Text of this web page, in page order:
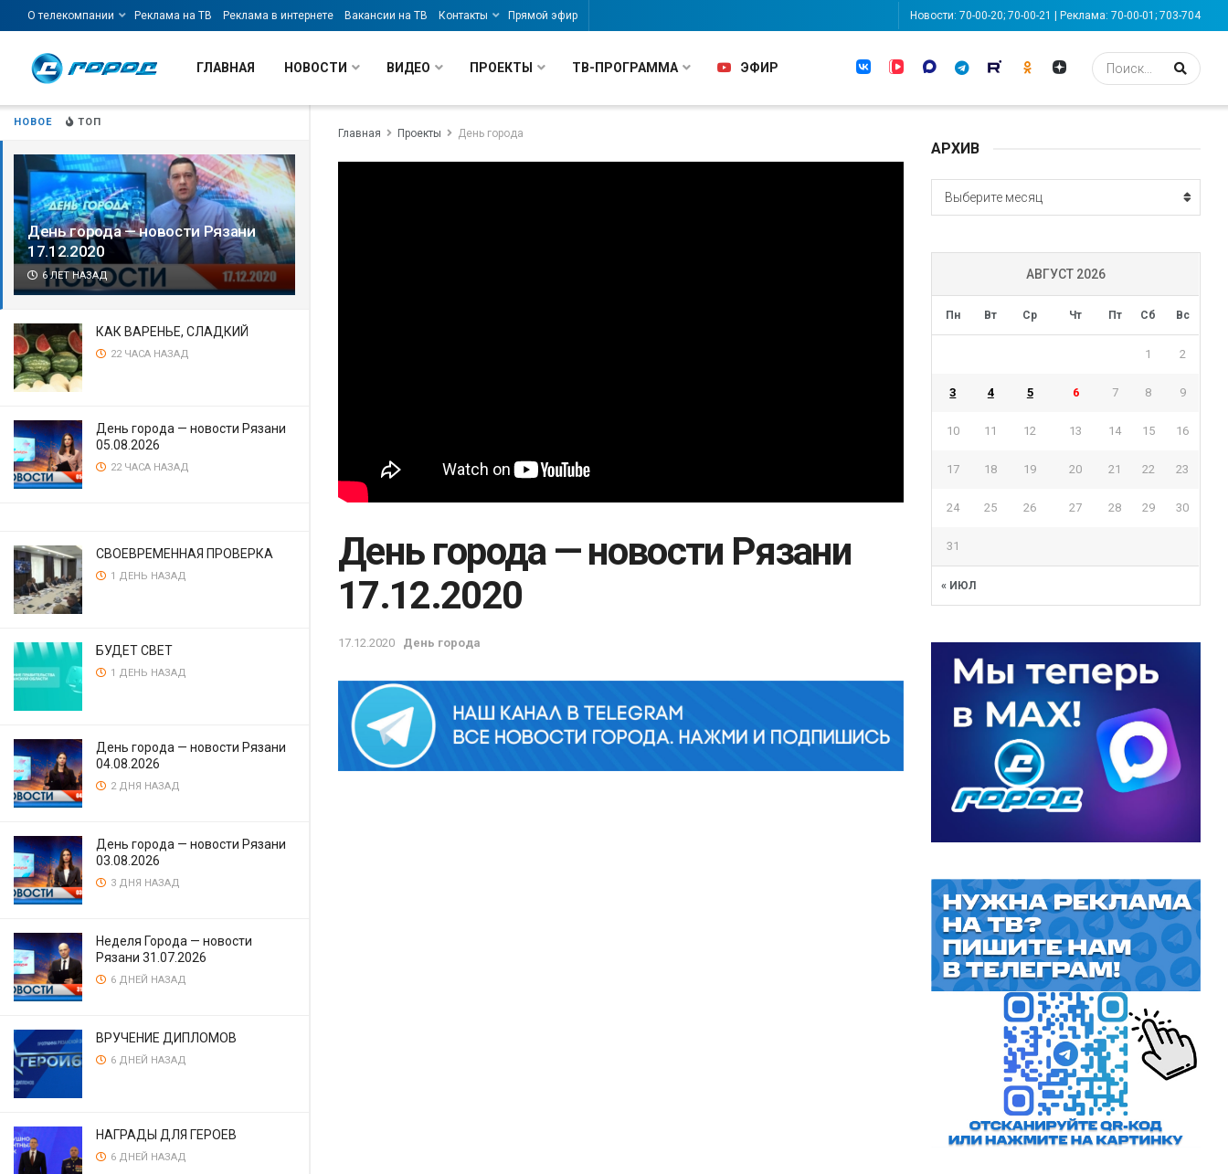
НОВОЕ ТОП
День города — новости Рязани
17.12.2020
6 ЛЕТ НАЗАД
КАК ВАРЕНЬЕ, СЛАДКИЙ
22 ЧАСА НАЗАД
День города — новости Рязани
05.08.2026
22 ЧАСА НАЗАД
СВОЕВРЕМЕННАЯ ПРОВЕРКА
1 ДЕНЬ НАЗАД
БУДЕТ СВЕТ
1 ДЕНЬ НАЗАД
День города — новости Рязани
04.08.2026
2 ДНЯ НАЗАД
День города — новости Рязани
03.08.2026
3 ДНЯ НАЗАД
Неделя Города — новости
Рязани 31.07.2026
6 ДНЕЙ НАЗАД
ВРУЧЕНИЕ ДИПЛОМОВ
6 ДНЕЙ НАЗАД
НАГРАДЫ ДЛЯ ГЕРОЕВ
6 ДНЕЙ НАЗАД
О телекомпании Реклама на ТВ Реклама в интернете Вакансии на ТВ Контакты Прямой эфир Новости: 70-00-20; 70-00-21 | Реклама: 70-00-01; 703-704
ГЛАВНАЯ НОВОСТИ ВИДЕО ПРОЕКТЫ ТВ-ПРОГРАММА ЭФИР
Главная Проекты День города
День города — новости Рязани
17.12.2020
17.12.2020 День города
АРХИВ
АРХИВ
Выберите месяц
АВГУСТ 2026
Пн Вт Ср Чт Пт Сб Вс
« ИЮЛ
1 2
3 4 5 6 7 8 9
10 11 12 13 14 15 16
17 18 19 20 21 22 23
24 25 26 27 28 29 30
31